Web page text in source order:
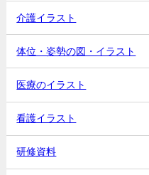
介護イラスト
体位・姿勢の図・イラスト
医療のイラスト
看護イラスト
研修資料